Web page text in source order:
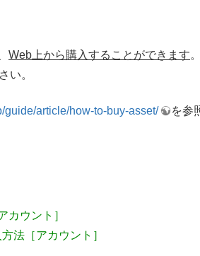
Web上から購入することができます。
い。
guide/article/how-to-buy-asset/ を参
カウント］
法［アカウント］